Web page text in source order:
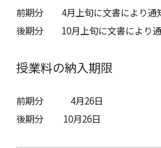
前期分 4月上旬に文書により通知
後期分 10月上旬に文書により通
授業料の納入期限
前期分 4月26日
後期分 10月26日